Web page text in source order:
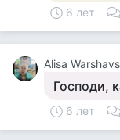
6 лет
Alisa
Господи,
6 лет